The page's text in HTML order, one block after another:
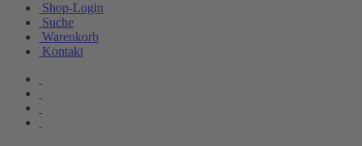
Shop-Login
Suche
Warenkorb
Kontakt